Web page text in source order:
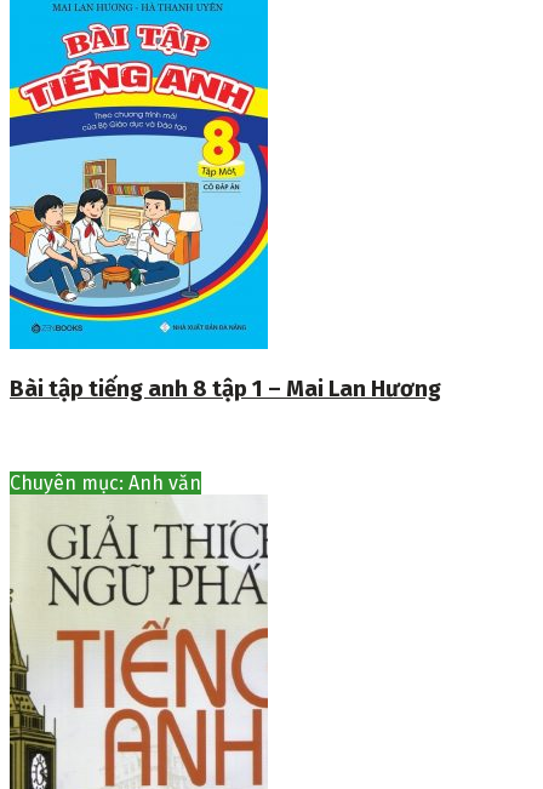
Bài tập tiếng anh 8 tập 1 – Mai Lan Hương
Chuyên mục: Anh văn